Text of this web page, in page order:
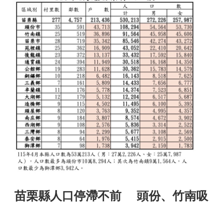
苗栗縣人口停滯不前 頭份、竹南吸